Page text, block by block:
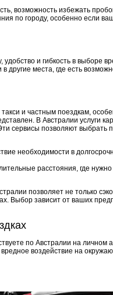
возможность избежать
по городу, особенно если
удобство и гибкость в выборе
другие места, где есть
и частным поездкам,
В Австралии услуги
сервисы позволяют
необходимости в
расстояния, где
позволяет не только
Выбор зависит от ваших
по Австралии на личном
воздействие на